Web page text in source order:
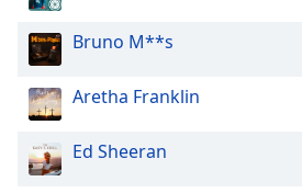
Bruno M**s
Aretha Franklin
Ed Sheeran